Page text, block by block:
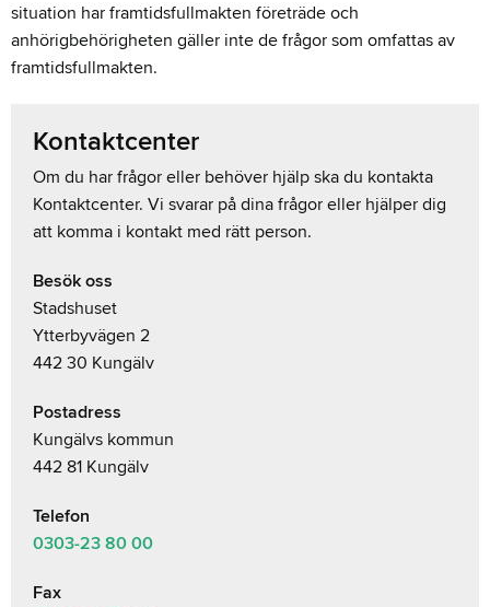
situation har framtidsfullmakten företräde och
anhörigbehörigheten gäller inte de frågor som omfattas av
framtidsfullmakten.
Kontaktcenter
Om du har frågor eller behöver hjälp ska du kontakta
Kontaktcenter. Vi svarar på dina frågor eller hjälper dig
att komma i kontakt med rätt person.
Besök oss
Stadshuset
Ytterbyvägen 2
442 30 Kungälv
Postadress
Kungälvs kommun
442 81 Kungälv
Telefon
0303-23 80 00
Fax